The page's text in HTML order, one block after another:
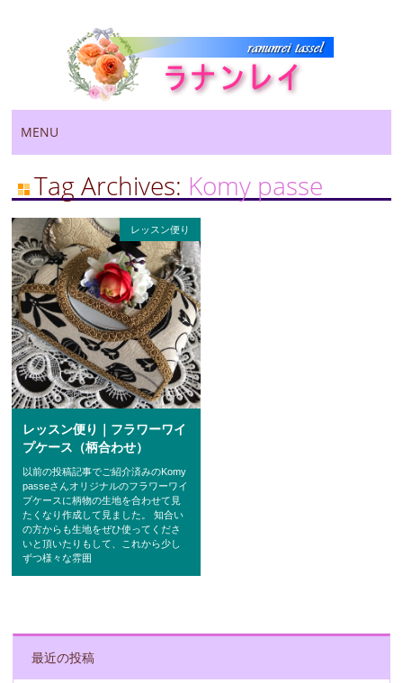
Main menu
to
MENU
Tag Archives: Komy passe
レッスン便り
レッスン便り｜フラワーワイ
プケース（柄合わせ）
以前の投稿記事でご紹介済みのKomy
passeさんオリジナルのフラワーワイ
プケースに柄物の生地を合わせて見
たくなり作成して見ました。 知合い
の方からも生地をぜひ使ってくださ
いと頂いたりもして、これから少し
ずつ様々な雰囲
最近の投稿